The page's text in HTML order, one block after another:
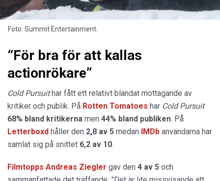
Foto: Summit Entertainment.
“För bra för att kallas
actionrökare”
Cold Pursuithar fått ett relativt blandat mottagande av
kritiker och publik. På Rotten Tomatoes har Cold Pursuit
68% bland kritikerna men 44% bland publiken. På
Letterboxd håller den 2,8 av 5 medan IMDb användarna har
samlat sig på snittet 6,2 av 10.
Filmtopps Andreas Ziegler gav den 4 av 5 och